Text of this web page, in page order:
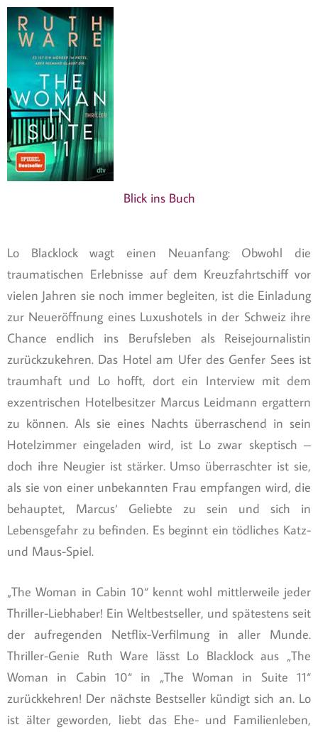
Blick ins Buch
Lo Blacklock wagt einen Neuanfang: Obwohl die
traumatischen Erlebnisse auf dem Kreuzfahrtschiff vor
vielen Jahren sie noch immer begleiten, ist die Einladung
zur Neueröffnung eines Luxushotels in der Schweiz ihre
Chance endlich ins Berufsleben als Reisejournalistin
zurückzukehren. Das Hotel am Ufer des Genfer Sees ist
traumhaft und Lo hofft, dort ein Interview mit dem
exzentrischen Hotelbesitzer Marcus Leidmann ergattern
zu können. Als sie eines Nachts überraschend in sein
Hotelzimmer eingeladen wird, ist Lo zwar skeptisch –
doch ihre Neugier ist stärker. Umso überraschter ist sie,
als sie von einer unbekannten Frau empfangen wird, die
behauptet, Marcus‘ Geliebte zu sein und sich in
Lebensgefahr zu befinden. Es beginnt ein tödliches Katz-
und Maus-Spiel.
„The Woman in Cabin 10“ kennt wohl mittlerweile jeder
Thriller-Liebhaber! Ein Weltbestseller, und spätestens seit
der aufregenden Netflix-Verfilmung in aller Munde.
Thriller-Genie Ruth Ware lässt Lo Blacklock aus „The
Woman in Cabin 10“ in „The Woman in Suite 11“
zurückkehren! Der nächste Bestseller kündigt sich an. Lo
ist älter geworden, liebt das Ehe- und Familienleben,